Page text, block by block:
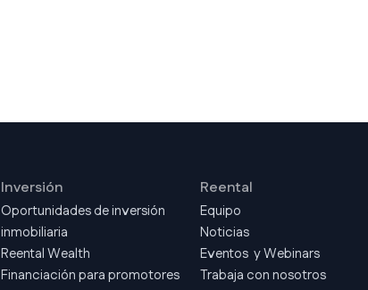
Inversión
Oportunidades de inversión
inmobiliaria
Reental Wealth
Financiación para promotores
Reental
Equipo
Noticias
Eventos y Webinars
Trabaja con nosotros